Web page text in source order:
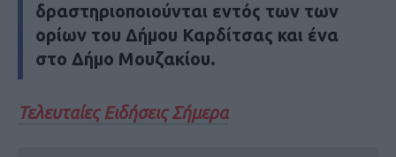
δραστηριοποιούνται εντός των των
ορίων του Δήμου Καρδίτσας και ένα
στο Δήμο Μουζακίου.
Τελευταίες Ειδήσεις Σήμερα